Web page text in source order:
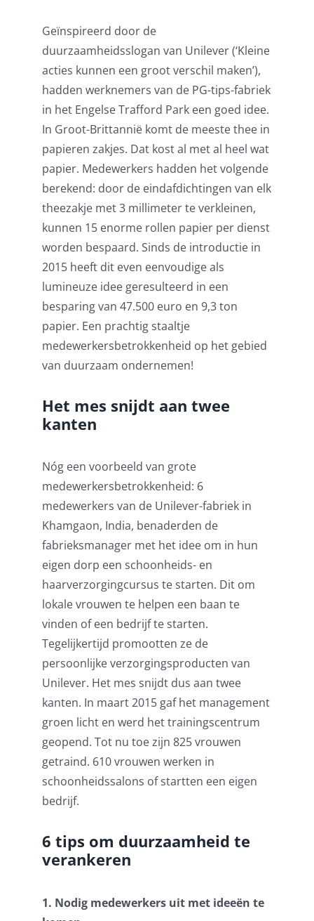
Geïnspireerd door de
duurzaamheidsslogan van Unilever (‘Kleine
acties kunnen een groot verschil maken’),
hadden werknemers van de PG-tips-fabriek
in het Engelse Trafford Park een goed idee.
In Groot-Brittannië komt de meeste thee in
papieren zakjes. Dat kost al met al heel wat
papier. Medewerkers hadden het volgende
berekend: door de eindafdichtingen van elk
theezakje met 3 millimeter te verkleinen,
kunnen 15 enorme rollen papier per dienst
worden bespaard. Sinds de introductie in
2015 heeft dit even eenvoudige als
lumineuze idee geresulteerd in een
besparing van 47.500 euro en 9,3 ton
papier. Een prachtig staaltje
medewerkersbetrokkenheid op het gebied
van duurzaam ondernemen!
Het mes snijdt aan twee
kanten
Nóg een voorbeeld van grote
medewerkersbetrokkenheid: 6
medewerkers van de Unilever-fabriek in
Khamgaon, India, benaderden de
fabrieksmanager met het idee om in hun
eigen dorp een schoonheids- en
haarverzorgingcursus te starten. Dit om
lokale vrouwen te helpen een baan te
vinden of een bedrijf te starten.
Tegelijkertijd promootten ze de
persoonlijke verzorgingsproducten van
Unilever. Het mes snijdt dus aan twee
kanten. In maart 2015 gaf het management
groen licht en werd het trainingscentrum
geopend. Tot nu toe zijn 825 vrouwen
getraind. 610 vrouwen werken in
schoonheidssalons of startten een eigen
bedrijf.
6 tips om duurzaamheid te
verankeren
1. Nodig medewerkers uit met ideeën te